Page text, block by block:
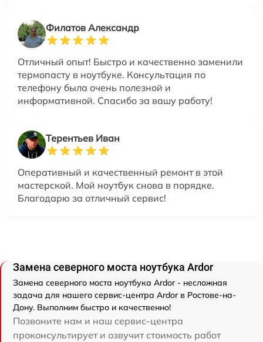
Филатов Александр
Отличный опыт! Быстро и качественно заменили
термопасту в ноутбуке. Консультация по
телефону была очень полезной и
информативной. Спасибо за вашу работу!
Терентьев Иван
Оперативный и качественный ремонт в этой
мастерской. Мой ноутбук снова в порядке.
Благодарю за отличный сервис!
Замена северного моста ноутбука Ardor
Замена северного моста ноутбука Ardor - несложная
задача для нашего сервис-центра Ardor в Ростове-на-
Дону. Выполним быстро и качественно!
Позвоните нам и наш сервис-центра
проконсультирует и озвучит стоимость работ